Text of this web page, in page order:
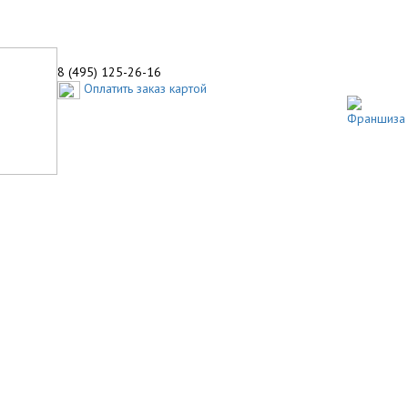
8 (495) 125-26-16
Оплатить заказ картой